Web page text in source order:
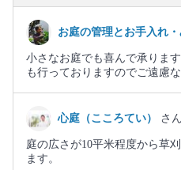
お庭の管理とお手入れ
小さなお庭でも喜んで承りま
も行っておりますのでご遠慮
心庭（こころてい） さ
庭の広さが10平米程度から草
ます。